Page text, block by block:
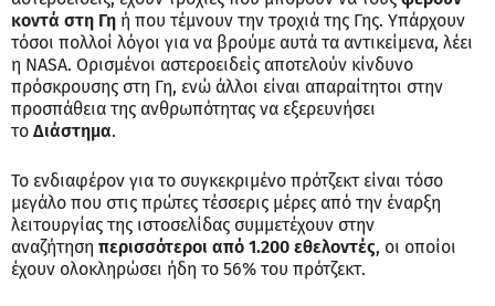
κοντά στη Γη ή που τέμνουν την τροχιά της Γης. Υπάρχουν
τόσοι πολλοί λόγοι για να βρούμε αυτά τα αντικείμενα, λέει
η NASA. Ορισμένοι αστεροειδείς αποτελούν κίνδυνο
πρόσκρουσης στη Γη, ενώ άλλοι είναι απαραίτητοι στην
προσπάθεια της ανθρωπότητας να εξερευνήσει
το Διάστημα.
Το ενδιαφέρον για το συγκεκριμένο πρότζεκτ είναι τόσο
μεγάλο που στις πρώτες τέσσερις μέρες από την έναρξη
λειτουργίας της ιστοσελίδας συμμετέχουν στην
αναζήτηση περισσότεροι από 1.200 εθελοντές, οι οποίοι
έχουν ολοκληρώσει ήδη το 56% του πρότζεκτ.